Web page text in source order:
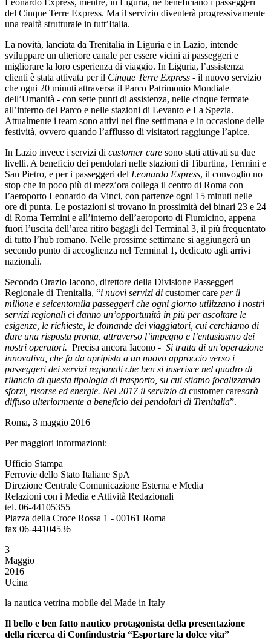
Leonardo Express, mentre, in Liguria, ne beneficiano i passeggeri
del Cinque Terre Express. Ma il servizio diventerà progressivamente
una realtà strutturale in tutt’Italia.
La novità, lanciata da Trenitalia in Liguria e in Lazio, intende
sviluppare un ulteriore canale per essere vicini ai passeggeri e
migliorare la loro esperienza di viaggio. In Liguria, l’assistenza
clienti è stata attivata per il Cinque Terre Express - il nuovo servizio
che ogni 20 minuti attraversa il Parco Patrimonio Mondiale
dell’Umanità - con sette punti di assistenza, nelle cinque fermate
all’interno del Parco e nelle stazioni di Levanto e La Spezia.
Attualmente i team sono attivi nei fine settimana e in occasione delle
festività, ovvero quando l’afflusso di visitatori raggiunge l’apice.
In Lazio invece i servizi di customer care sono stati attivati su due
livelli. A beneficio dei pendolari nelle stazioni di Tiburtina, Termini e
San Pietro, e per i passeggeri del Leonardo Express, il convoglio no
stop che in poco più di mezz’ora collega il centro di Roma con
l’aeroporto Leonardo da Vinci, con partenze ogni 15 minuti nelle
ore di punta. Le postazioni si trovano in prossimità dei binari 23 e 24
di Roma Termini e all’interno dell’aeroporto di Fiumicino, appena
fuori l’uscita dell’area ritiro bagagli del Terminal 3, il più frequentato
di tutto l’hub romano. Nelle prossime settimane si aggiungerà un
secondo punto di accoglienza nel Terminal 1, dedicato agli arrivi
nazionali.
Secondo Orazio Iacono, direttore della Divisione Passeggeri
Regionale di Trenitalia, “i nuovi servizi di customer care per il
milione e seicentomila passeggeri che ogni giorno utilizzano i nostri
servizi regionali ci danno un’opportunità in più per ascoltare le
esigenze, le richieste, le domande dei viaggiatori, cui cerchiamo di
dare una risposta pronta, attraverso l’impegno e l’entusiasmo dei
nostri operatori. Precisa ancora Iacono - Si tratta di un’operazione
innovativa, che fa da apripista a un nuovo approccio verso i
passeggeri dei servizi regionali che ben si inserisce nel quadro di
rilancio di questa tipologia di trasporto, su cui stiamo focalizzando
sforzi, risorse ed energie. Nel 2017 il servizio di customer caresarà
diffuso ulteriormente a beneficio dei pendolari di Trenitalia”.
Roma, 3 maggio 2016
Per maggiori informazioni:
Ufficio Stampa
Ferrovie dello Stato Italiane SpA
Direzione Centrale Comunicazione Esterna e Media
Relazioni con i Media e Attività Redazionali
tel. 06-44105355
Piazza della Croce Rossa 1 - 00161 Roma
fax 06-44104536
3
Maggio
2016
Ucina
la nautica vetrina mobile del Made in Italy
Il bello e ben fatto nautico protagonista della presentazione
della ricerca di Confindustria “Esportare la dolce vita”